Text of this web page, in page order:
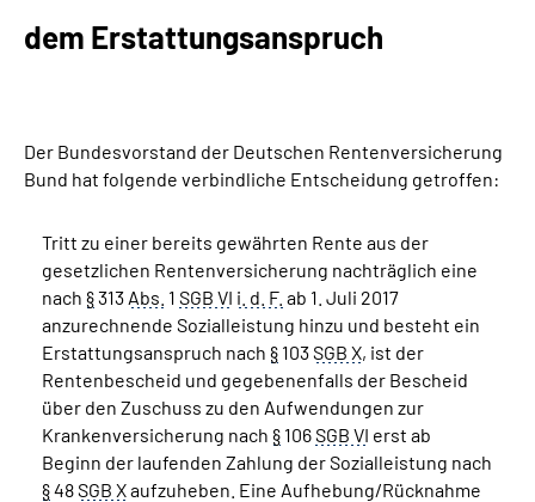
Mein Kundenportal
dem Erstattungsanspruch
Der Bundesvorstand der Deutschen Rentenversicherung
Bund hat folgende verbindliche Entscheidung getroffen:
Tritt zu einer bereits gewährten Rente aus der
gesetzlichen Rentenversicherung nachträglich eine
nach §313 Abs. 1 SGB VI i. d. F. ab 1. Juli 2017
anzurechnende Sozialleistung hinzu und besteht ein
Erstattungsanspruch nach § 103SGB X, ist der
Rentenbescheid und gegebenenfalls der Bescheid
über den Zuschuss zu den Aufwendungen zur
Krankenversicherung nach § 106SGB VI erst ab
Beginn der laufenden Zahlung der Sozialleistung nach
§48SGB Xaufzuheben. Eine Aufhebung/Rücknahme